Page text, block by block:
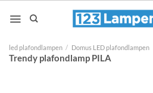
naar
led plafondlampen / Domus LED plafondlampen
Trendy plafondlamp PILA